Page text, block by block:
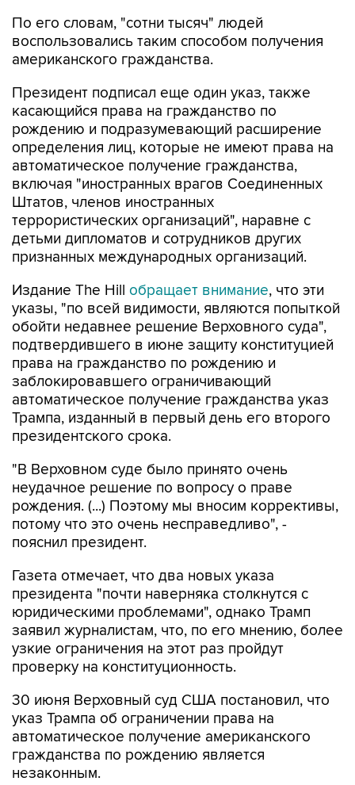
По его словам, "сотни тысяч" людей
воспользовались таким способом получения
американского гражданства.
Президент подписал еще один указ, также
касающийся права на гражданство по
рождению и подразумевающий расширение
определения лиц, которые не имеют права на
автоматическое получение гражданства,
включая "иностранных врагов Соединенных
Штатов, членов иностранных
террористических организаций", наравне с
детьми дипломатов и сотрудников других
признанных международных организаций.
Издание The Hill обращает внимание, что эти
указы, "по всей видимости, являются попыткой
обойти недавнее решение Верховного суда",
подтвердившего в июне защиту конституцией
права на гражданство по рождению и
заблокировавшего ограничивающий
автоматическое получение гражданства указ
Трампа, изданный в первый день его второго
президентского срока.
"В Верховном суде было принято очень
неудачное решение по вопросу о праве
рождения. (...) Поэтому мы вносим коррективы,
потому что это очень несправедливо", -
пояснил президент.
Газета отмечает, что два новых указа
президента "почти наверняка столкнутся с
юридическими проблемами", однако Трамп
заявил журналистам, что, по его мнению, более
узкие ограничения на этот раз пройдут
проверку на конституционность.
30 июня Верховный суд США постановил, что
указ Трампа об ограничении права на
автоматическое получение американского
гражданства по рождению является
незаконным.